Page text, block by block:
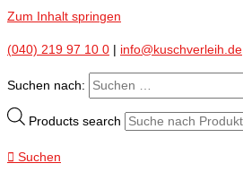
Zum Inhalt springen
(040) 219 97 10 0 info@kuschverleih.de
Suchen nach:
Products search
Suchen